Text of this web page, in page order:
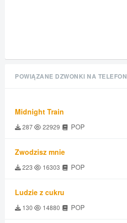
POWIĄZANE DZWONKI NA TELEFON
Midnight Train
287 22929 POP
Zwodzisz mnie
223 16303 POP
Ludzie z cukru
130 14880 POP